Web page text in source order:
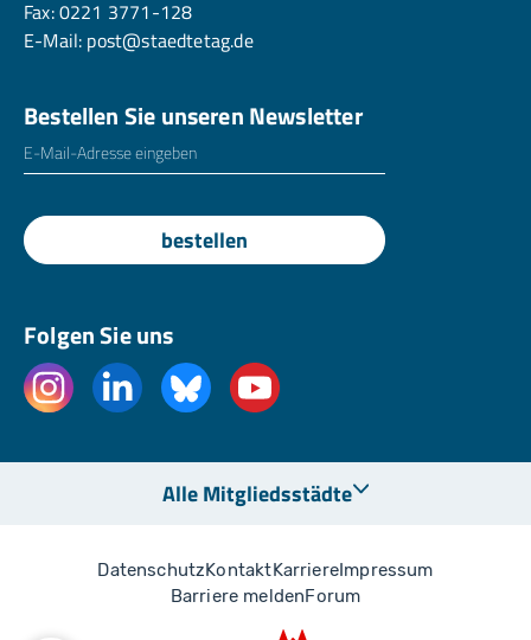
Fax: 0221 3771-128
E-Mail: post@staedtetag.de
Bestellen Sie unseren Newsletter
E-Mailadresse
bestellen
Folgen Sie uns
Alle Mitgliedsstädte
DatenschutzKontaktKarriereImpressum
Barriere meldenForum